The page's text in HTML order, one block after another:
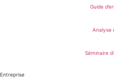
Guide
Analyse
Séminaire
Entreprise